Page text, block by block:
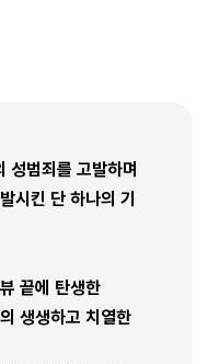
성범죄를 고발하며
시킨 단 하나의 기
끝에 탄생한
생생하고 치열한